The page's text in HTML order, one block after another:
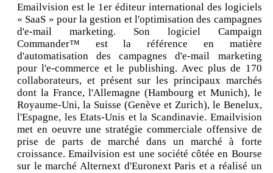
Emailvision est le 1er éditeur international des logiciels
« SaaS » pour la gestion et l'optimisation des campagnes
d'e-mail marketing. Son logiciel Campaign
Commander™ est la référence en matière
d'automatisation des campagnes d'e-mail marketing
pour l'e-commerce et le publishing. Avec plus de 170
collaborateurs, et présent sur les principaux marchés
dont la France, l'Allemagne (Hambourg et Munich), le
Royaume-Uni, la Suisse (Genève et Zurich), le Benelux,
l'Espagne, les Etats-Unis et la Scandinavie. Emailvision
met en oeuvre une stratégie commerciale offensive de
prise de parts de marché dans un marché à forte
croissance. Emailvision est une société côtée en Bourse
sur le marché Alternext d'Euronext Paris et a réalisé un